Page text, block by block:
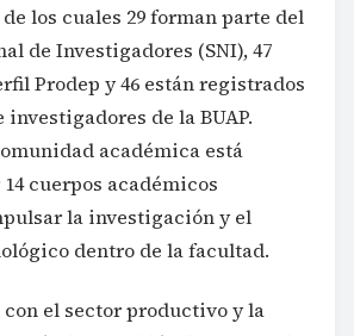
de los cuales 29 forman parte del
de Investigadores (SNI), 47
Prodep y 46 están registrados
investigadores de la BUAP.
académica está
cuerpos académicos
la investigación y el
dentro de la facultad.
el sector productivo y la